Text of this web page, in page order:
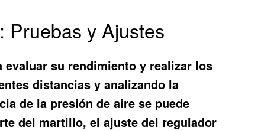
Pruebas y Ajustes
su rendimiento y realizar los
distancias y analizando la
de la presión de aire se puede
del martillo, el ajuste del regulador